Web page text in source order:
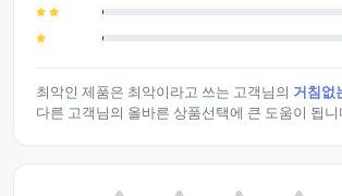
최악인 제품은 최악이라고 쓰는 고객님의 거침없
다른 고객님의 올바른 상품선택에 큰 도움이 됩니